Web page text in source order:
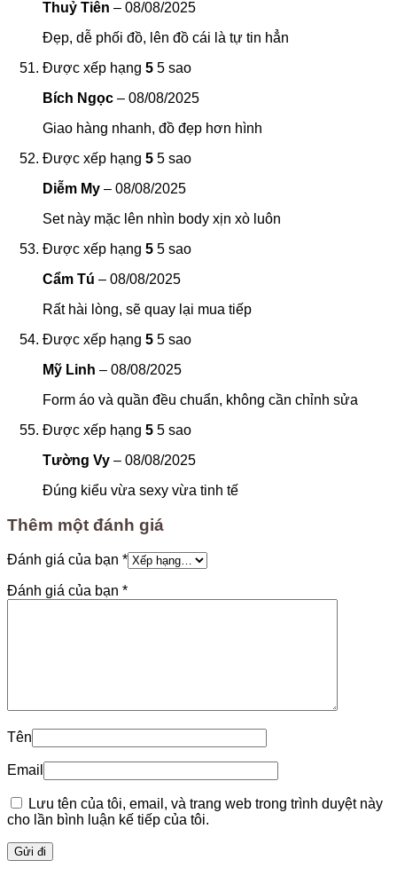
Thuỷ Tiên – 08/08/2025
Đẹp, dễ phối đồ, lên đồ cái là tự tin hẳn
Được xếp hạng 5 5 sao
Bích Ngọc – 08/08/2025
Giao hàng nhanh, đồ đẹp hơn hình
Được xếp hạng 5 5 sao
Diễm My – 08/08/2025
Set này mặc lên nhìn body xịn xò luôn
Được xếp hạng 5 5 sao
Cẩm Tú – 08/08/2025
Rất hài lòng, sẽ quay lại mua tiếp
Được xếp hạng 5 5 sao
Mỹ Linh – 08/08/2025
Form áo và quần đều chuẩn, không cần chỉnh sửa
Được xếp hạng 5 5 sao
Tường Vy – 08/08/2025
Đúng kiểu vừa sexy vừa tinh tế
Thêm một đánh giá
Đánh giá của bạn *
Đánh giá của bạn *
Tên
Email
Lưu tên của tôi, email, và trang web trong trình duyệt này
cho lần bình luận kế tiếp của tôi.